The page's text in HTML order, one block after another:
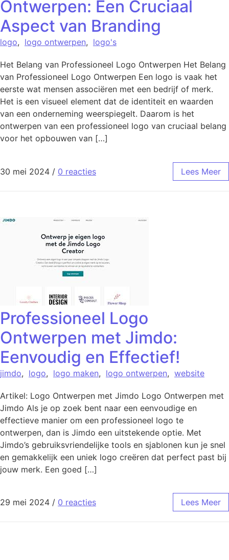
Ontwerpen: Een Cruciaal
Aspect van Branding
logo, logo ontwerpen, logo's
Het Belang van Professioneel Logo Ontwerpen Het Belang
van Professioneel Logo Ontwerpen Een logo is vaak het
eerste wat mensen associëren met een bedrijf of merk.
Het is een visueel element dat de identiteit en waarden
van een onderneming weerspiegelt. Daarom is het
ontwerpen van een professioneel logo van cruciaal belang
voor het opbouwen van […]
30 mei 2024 / 0 reacties Lees Meer
Professioneel Logo
Ontwerpen met Jimdo:
Eenvoudig en Effectief!
jimdo, logo, logo maken, logo ontwerpen, website
Artikel: Logo Ontwerpen met Jimdo Logo Ontwerpen met
Jimdo Als je op zoek bent naar een eenvoudige en
effectieve manier om een professioneel logo te
ontwerpen, dan is Jimdo een uitstekende optie. Met
Jimdo’s gebruiksvriendelijke tools en sjablonen kun je snel
en gemakkelijk een uniek logo creëren dat perfect past bij
jouw merk. Een goed […]
29 mei 2024 / 0 reacties Lees Meer